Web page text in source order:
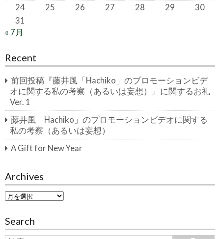
24
25 26 27 28 29
30
31
« 7月
Recent
前回投稿『藤井風「Hachiko」のプロモーションビデ
オに関する私の考察（あるいは妄想）』に関するお礼
Ver. 1
藤井風「Hachiko」のプロモーションビデオに関する
私の考察（あるいは妄想）
A Gift for New Year
Archives
A
c
h
Search